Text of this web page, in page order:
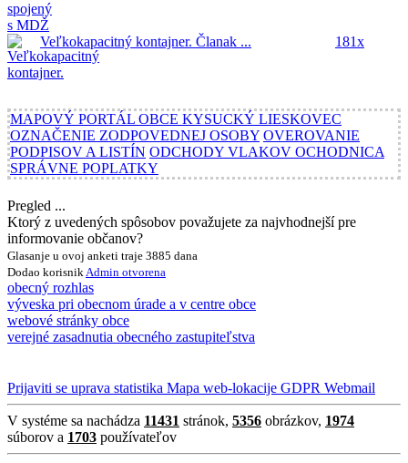
Veľkokapacitný kontajner. Članak ... 181x
MAPOVÝ PORTÁL OBCE KYSUCKÝ LIESKOVEC
OZNAČENIE ZODPOVEDNEJ OSOBY OVEROVANIE
PODPISOV A LISTÍN ODCHODY VLAKOV OCHODNICA
SPRÁVNE POPLATKY
Pregled ...
Ktorý z uvedených spôsobov považujete za najvhodnejší pre
informovanie občanov?
Glasanje u ovoj anketi traje 3885 dana
Dodao korisnikAdmin otvorena
obecný rozhlas
výveska pri obecnom úrade a v centre obce
webové stránky obce
verejné zasadnutia obecného zastupiteľstva
Prijaviti se uprava statistika Mapa web-lokacije GDPR Webmail
V systéme sa nachádza 11431 stránok, 5356 obrázkov, 1974
súborov a 1703 používateľov